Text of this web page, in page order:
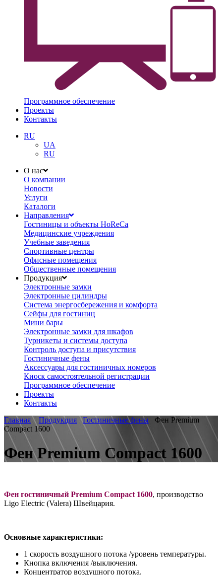
Программное обеспечение
Проекты
Контакты
RU
UA
RU
О нас
О компании
Новости
Услуги
Каталоги
Направления
Гостиницы и объекты HoReCa
Медицинские учреждения
Учебные заведения
Спортивные центры
Офисные помещения
Общественные помещения
Продукция
Электронные замки
Электронные цилиндры
Система энергосбережения и комфорта
Сейфы для гостиниц
Мини бары
Электронные замки для шкафов
Турникеты и системы доступа
Контроль доступа и присутствия
Гостиничные фены
Аксессуары для гостиничных номеров
Киоск самостоятельной регистрации
Программное обеспечение
Проекты
Контакты
Главная
Продукция Гостиничные фены
Фен Premium
Compact 1600
Фен Premium Compact 1600
Фен гостиничный Premium Compact 1600, производство
Ligo Electric (Valera) Швейцария.
Основные характеристики:
1 скорость воздушного потока /уровень температуры.
Кнопка включения /выключения.
Концентратор воздушного потока.